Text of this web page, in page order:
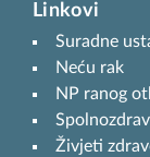
Linkovi
Suradne
Neću rak
NP ranog
Živjeti